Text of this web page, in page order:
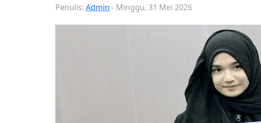
Penulis: Admin - Minggu, 31 Mei 2026